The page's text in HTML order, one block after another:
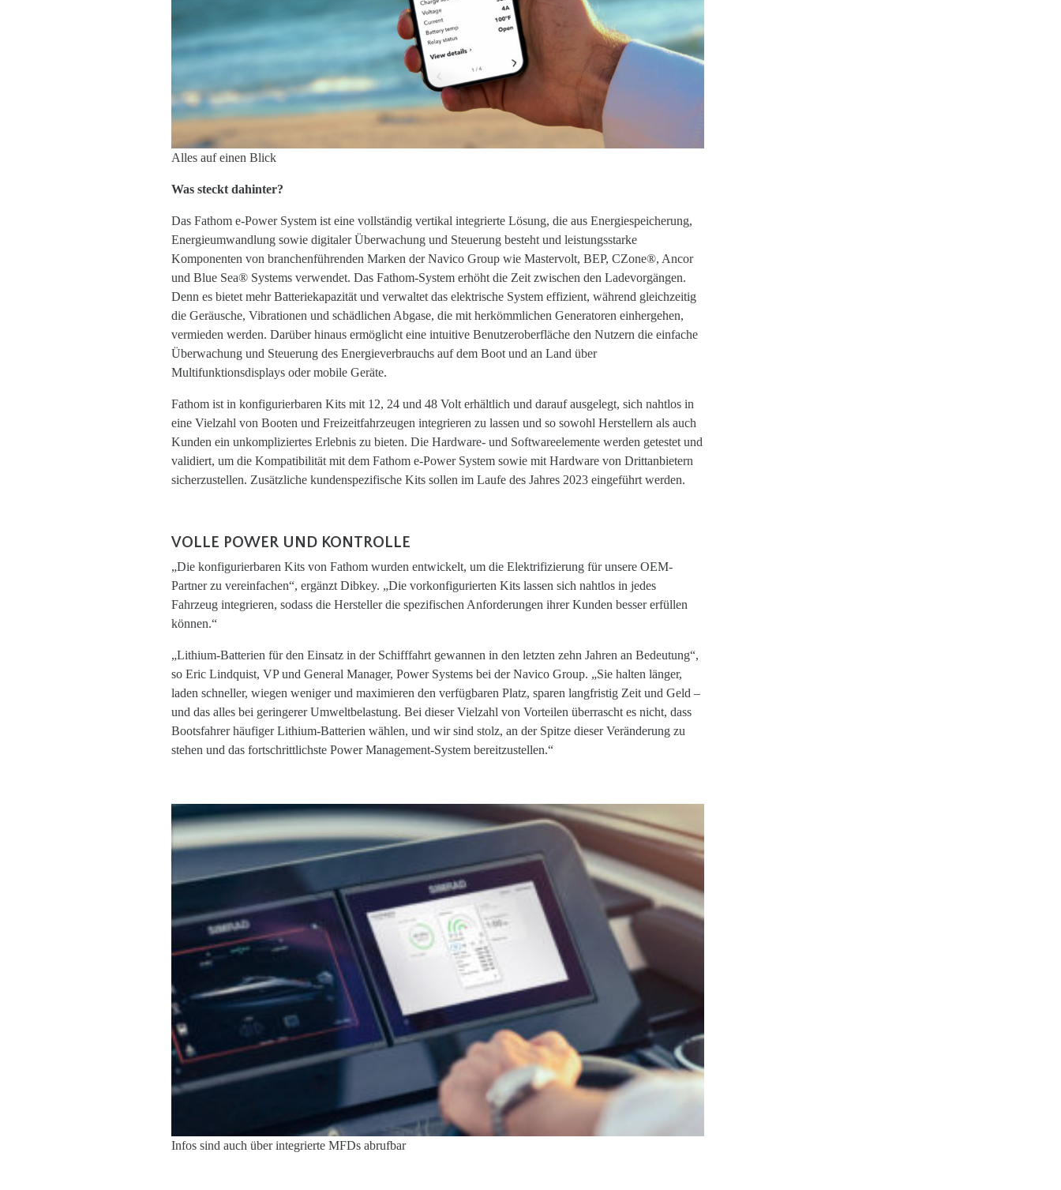
Alles auf einen Blick
Was steckt dahinter?
Das Fathom e-Power System ist eine vollständig vertikal integrierte Lösung, die aus Energiespeicherung,
Energieumwandlung sowie digitaler Überwachung und Steuerung besteht und leistungsstarke
Komponenten von branchenführenden Marken der Navico Group wie Mastervolt, BEP, CZone®, Ancor
und Blue Sea® Systems verwendet. Das Fathom-System erhöht die Zeit zwischen den Ladevorgängen.
Denn es bietet mehr Batteriekapazität und verwaltet das elektrische System effizient, während gleichzeitig
die Geräusche, Vibrationen und schädlichen Abgase, die mit herkömmlichen Generatoren einhergehen,
vermieden werden. Darüber hinaus ermöglicht eine intuitive Benutzeroberfläche den Nutzern die einfache
Überwachung und Steuerung des Energieverbrauchs auf dem Boot und an Land über
Multifunktionsdisplays oder mobile Geräte.
Fathom ist in konfigurierbaren Kits mit 12, 24 und 48 Volt erhältlich und darauf ausgelegt, sich nahtlos in
eine Vielzahl von Booten und Freizeitfahrzeugen integrieren zu lassen und so sowohl Herstellern als auch
Kunden ein unkompliziertes Erlebnis zu bieten. Die Hardware- und Softwareelemente werden getestet und
validiert, um die Kompatibilität mit dem Fathom e-Power System sowie mit Hardware von Drittanbietern
sicherzustellen. Zusätzliche kundenspezifische Kits sollen im Laufe des Jahres 2023 eingeführt werden.
VOLLE POWER UND KONTROLLE
„Die konfigurierbaren Kits von Fathom wurden entwickelt, um die Elektrifizierung für unsere OEM-
Partner zu vereinfachen“, ergänzt Dibkey. „Die vorkonfigurierten Kits lassen sich nahtlos in jedes
Fahrzeug integrieren, sodass die Hersteller die spezifischen Anforderungen ihrer Kunden besser erfüllen
können.“
„Lithium-Batterien für den Einsatz in der Schifffahrt gewannen in den letzten zehn Jahren an Bedeutung“,
so Eric Lindquist, VP und General Manager, Power Systems bei der Navico Group. „Sie halten länger,
laden schneller, wiegen weniger und maximieren den verfügbaren Platz, sparen langfristig Zeit und Geld –
und das alles bei geringerer Umweltbelastung. Bei dieser Vielzahl von Vorteilen überrascht es nicht, dass
Bootsfahrer häufiger Lithium-Batterien wählen, und wir sind stolz, an der Spitze dieser Veränderung zu
stehen und das fortschrittlichste Power Management-System bereitzustellen.“
Infos sind auch über integrierte MFDs abrufbar